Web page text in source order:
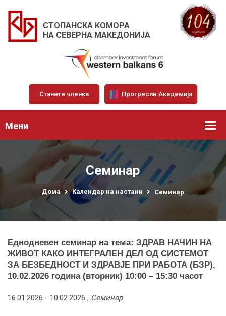
СТОПАНСКА КОМОРА
НА СЕВЕРНА МАКЕДОНИЈА
Станете членка Прогресив Академија
Мени
Семинар
Дома Календар на настани Семинар
Еднодневен семинар на тема: ЗДРАВ НАЧИН НА
ЖИВОТ КАКО ИНТЕГРАЛЕН ДЕЛ ОД СИСТЕМОТ
ЗА БЕЗБЕДНОСТ И ЗДРАВЈЕ ПРИ РАБОТА (БЗР),
10.02.2026 година (вторник) 10:00 – 15:30 часот
16.01.2026 - 10.02.2026 , Семинар